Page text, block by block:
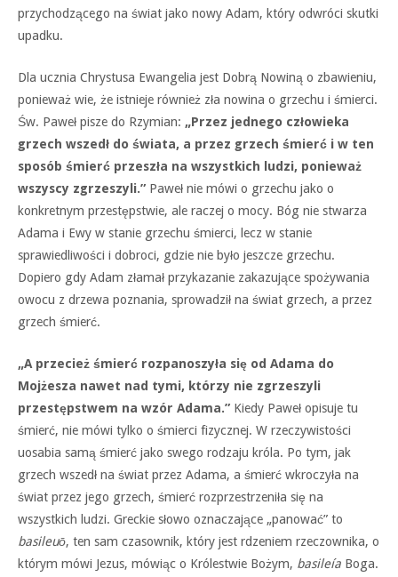
przychodzącego na świat jako nowy Adam, który odwróci skutki
upadku.
Dla ucznia Chrystusa Ewangelia jest Dobrą Nowiną o zbawieniu,
ponieważ wie, że istnieje również zła nowina o grzechu i śmierci.
Św. Paweł pisze do Rzymian: „Przez jednego człowieka
grzech wszedł do świata, a przez grzech śmierć i w ten
sposób śmierć przeszła na wszystkich ludzi, ponieważ
wszyscy zgrzeszyli.” Paweł nie mówi o grzechu jako o
konkretnym przestępstwie, ale raczej o mocy. Bóg nie stwarza
Adama i Ewy w stanie grzechu śmierci, lecz w stanie
sprawiedliwości i dobroci, gdzie nie było jeszcze grzechu.
Dopiero gdy Adam złamał przykazanie zakazujące spożywania
owocu z drzewa poznania, sprowadził na świat grzech, a przez
grzech śmierć.
„A przecież śmierć rozpanoszyła się od Adama do
Mojżesza nawet nad tymi, którzy nie zgrzeszyli
przestępstwem na wzór Adama.” Kiedy Paweł opisuje tu
śmierć, nie mówi tylko o śmierci fizycznej. W rzeczywistości
uosabia samą śmierć jako swego rodzaju króla. Po tym, jak
grzech wszedł na świat przez Adama, a śmierć wkroczyła na
świat przez jego grzech, śmierć rozprzestrzeniła się na
wszystkich ludzi. Greckie słowo oznaczające „panować” to
basileuō, ten sam czasownik, który jest rdzeniem rzeczownika, o
którym mówi Jezus, mówiąc o Królestwie Bożym, basileía Boga.